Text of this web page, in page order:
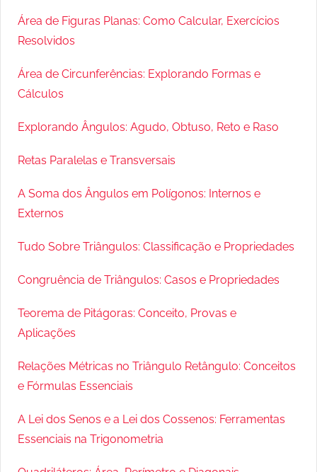
Área de Figuras Planas: Como Calcular, Exercícios
Resolvidos
Área de Circunferências: Explorando Formas e
Cálculos
Explorando Ângulos: Agudo, Obtuso, Reto e Raso
Retas Paralelas e Transversais
A Soma dos Ângulos em Polígonos: Internos e
Externos
Tudo Sobre Triângulos: Classificação e Propriedades
Congruência de Triângulos: Casos e Propriedades
Teorema de Pitágoras: Conceito, Provas e
Aplicações
Relações Métricas no Triângulo Retângulo: Conceitos
e Fórmulas Essenciais
A Lei dos Senos e a Lei dos Cossenos: Ferramentas
Essenciais na Trigonometria